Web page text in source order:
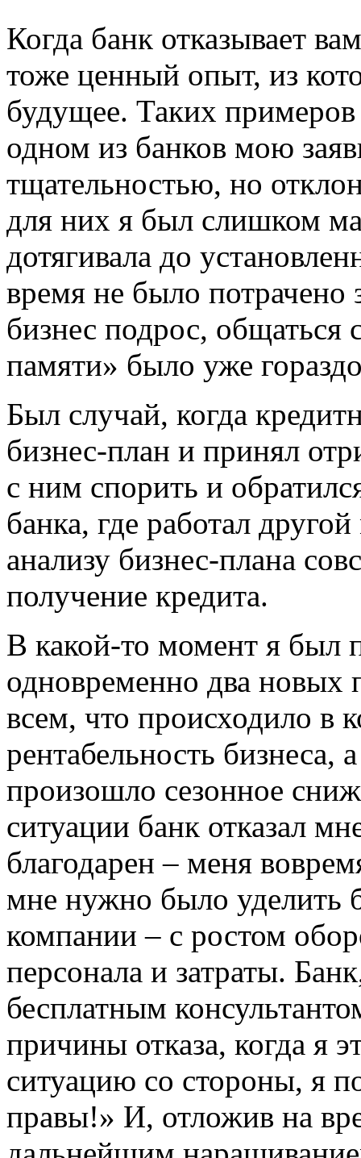
Когда банк отказывает
тоже ценный опыт, из
будущее. Таких
одном из банков мою
тщательностью, но
для них я был слишком
дотягивала до
время не было потрачено
бизнес подрос, общаться
памяти» было уже
Был случай, когда
бизнес-план и принял
с ним спорить и
банка, где работал
анализу бизнес-плана
получение кредита.
В какой-то момент я был
одновременно два новых
всем, что происходило в
рентабельность бизнеса,
произошло сезонное
ситуации банк отказал
благодарен – меня
мне нужно было уделить
компании – с ростом
персонала и затраты.
бесплатным
причины отказа, когда я
ситуацию со стороны, я
правы!» И, отложив на